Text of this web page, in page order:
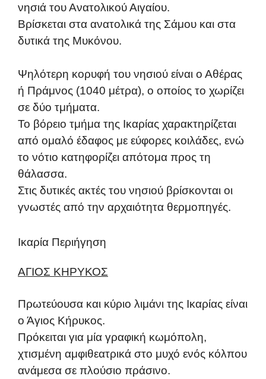
νησιά του Ανατολικού Αιγαίου.
Βρίσκεται στα ανατολικά της Σάμου και στα
δυτικά της Μυκόνου.
Ψηλότερη κορυφή του νησιού είναι ο Αθέρας
ή Πράμνος (1040 μέτρα), ο οποίος το χωρίζει
σε δύο τμήματα.
Το βόρειο τμήμα της Ικαρίας χαρακτηρίζεται
από ομαλό έδαφος με εύφορες κοιλάδες, ενώ
το νότιο κατηφορίζει απότομα προς τη
θάλασσα.
Στις δυτικές ακτές του νησιού βρίσκονται οι
γνωστές από την αρχαιότητα θερμοπηγές.
Ικαρία Περιήγηση
ΑΓΙΟΣ ΚΗΡΥΚΟΣ
Πρωτεύουσα και κύριο λιμάνι της Ικαρίας είναι
ο Άγιος Κήρυκος.
Πρόκειται για μία γραφική κωμόπολη,
χτισμένη αμφιθεατρικά στο μυχό ενός κόλπου
ανάμεσα σε πλούσιο πράσινο.